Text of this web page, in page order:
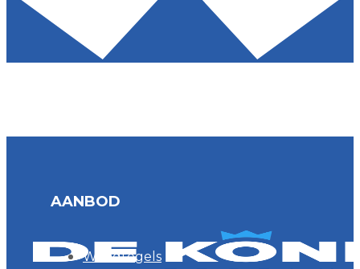
AANBOD
Wandtegels